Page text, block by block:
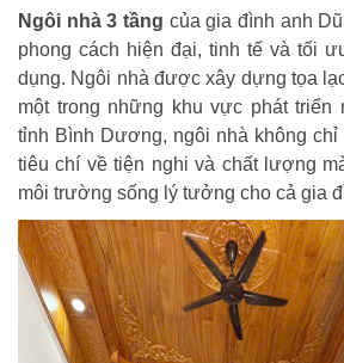
Ngôi nhà 3 tầng của gia đình anh
phong cách hiện đại, tinh tế và tối
dụng. Ngôi nhà được xây dựng tọa
một trong những khu vực phát triển
tỉnh Bình Dương, ngôi nhà không
tiêu chí về tiện nghi và chất lượng
môi trường sống lý tưởng cho cả gia